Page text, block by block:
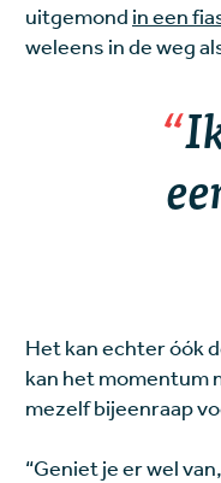
uitgemond in een
weleens in de weg
Het kan echter óók
kan het momentum
mezelf bijeenraap
“Geniet je er wel